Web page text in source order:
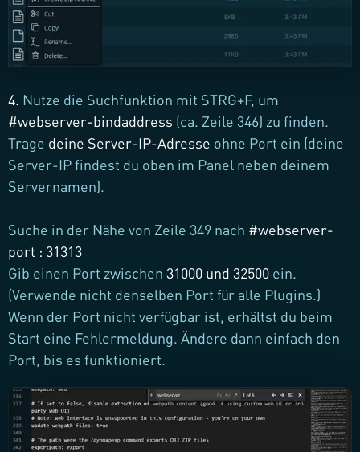
4. Nutze die Suchfunktion mit STRG+F, um
#webserver-bindaddress (ca. Zeile 346) zu finden.
Trage deine Server-IP-Adresse ohne Port ein (deine
Server-IP findest du oben im Panel neben deinem
Servernamen).
Suche in der Nähe von Zeile 349 nach #webserver-
port : 31313
Gib einen Port zwischen 31000 und 32500 ein.
(Verwende nicht denselben Port für alle Plugins.)
Wenn der Port nicht verfügbar ist, erhältst du beim
Start eine Fehlermeldung. Ändere dann einfach den
Port, bis es funktioniert.